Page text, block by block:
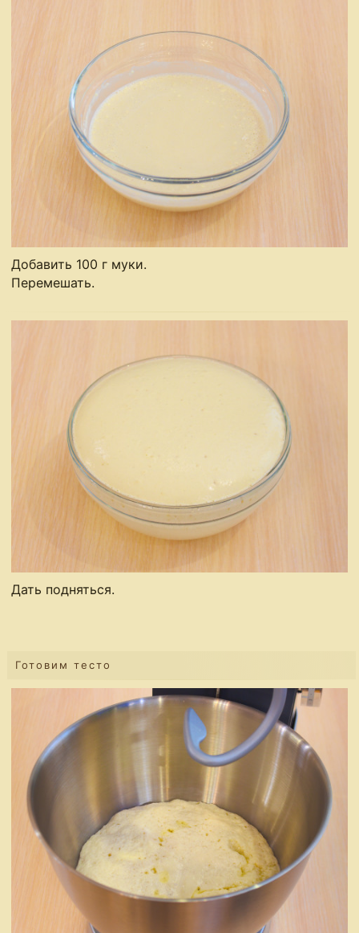
Добавить 100 г муки.
Перемешать.
Дать подняться.
Готовим тесто